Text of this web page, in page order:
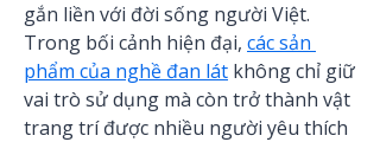
gắn liền với đời sống người Việt.
Trong bối cảnh hiện đại, các sản
phẩm của nghề đan lát không chỉ giữ
vai trò sử dụng mà còn trở thành vật
trang trí được nhiều người yêu thích